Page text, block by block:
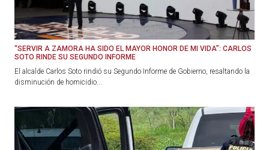
“SERVIR A ZAMORA HA SIDO EL MAYOR HONOR DE MI VIDA”: CARLOS
SOTO RINDE SU SEGUNDO INFORME
El alcalde Carlos Soto rindió su Segundo Informe de Gobierno, resaltando la
disminución de homicidio...